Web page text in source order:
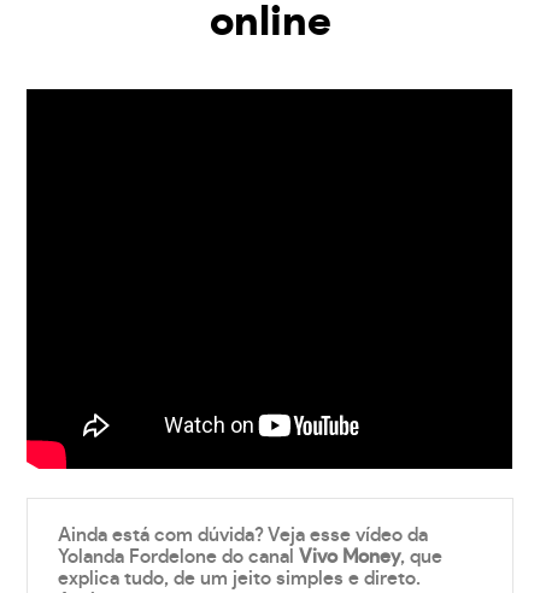
online
Ainda está com dúvida? Veja esse vídeo da
Yolanda Fordelone do canalVivo Money, que
explica tudo, de um jeito simples e direto.